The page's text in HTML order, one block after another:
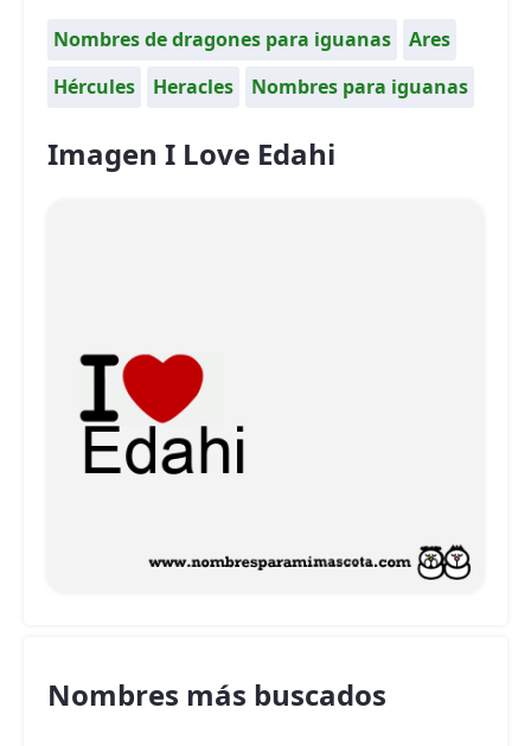
Nombres de dragones para iguanas
Ares
Hércules
Heracles Nombres para iguanas
Imagen I Love Edahi
Nombres más buscados